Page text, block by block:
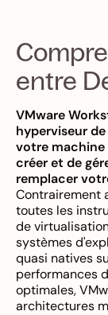
entre
VMware
hyperviseur
votre machine
créer et de
remplacer
Contrairement
toutes les
de
systèmes
quasi natives
performances
optimales,
architectures